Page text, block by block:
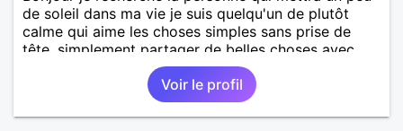
de soleil dans ma vie je suis quelqu'un de plutôt
calme qui aime les choses simples sans prise de
tête, simplement partager de belles choses avec
une personne qui me ressemble .
Voir le profil